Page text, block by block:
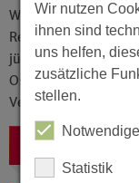
Wir bitten dich für
Religionen und
jüdischen
Osten. Segne alle,
Versöhnung
Zurück
Wir nutzen
ihnen sind
uns helfen,
zusätzliche
stellen.
Statistik